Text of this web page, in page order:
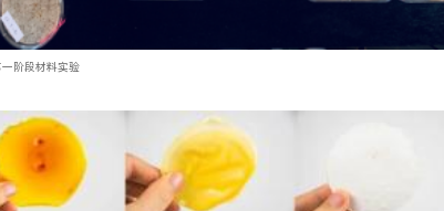
阶段材料实验